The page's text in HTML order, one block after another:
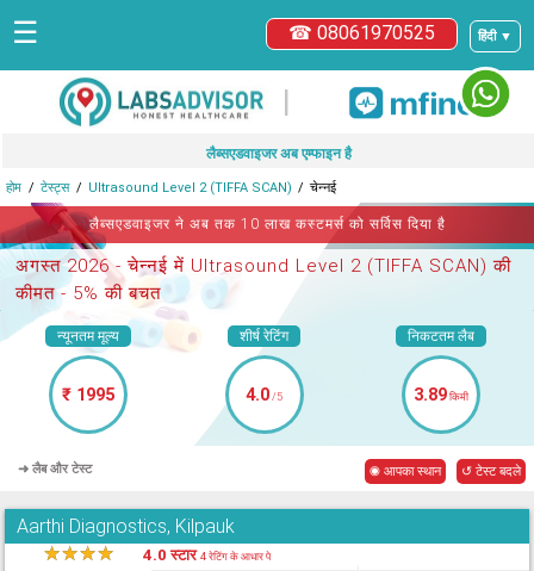
हिंदी ▼
☎ 08061970525
☰
|
लैब्सएडवाइजर अब एम्फाइन है
होम टेस्ट्स Ultrasound Level 2 (TIFFA SCAN) चेन्नई
लैब्सएडवाइजर ने अब तक 10 लाख कस्टमर्स को सर्विस दिया है
अगस्त 2026 -चेन्नई में Ultrasound Level 2 (TIFFA SCAN) की
कीमत - 5% की बचत
न्यूनतम मूल्य
₹ 1995
शीर्ष रेटिंग
4.0/5
निकटतम लैब
3.89किमी
➜ लैब और टेस्ट ◉ आपका स्थान ↺ टेस्ट बदले
Aarthi Diagnostics, Kilpauk
★★★★ 4.0 स्टार4 रेटिंग के आधार पे